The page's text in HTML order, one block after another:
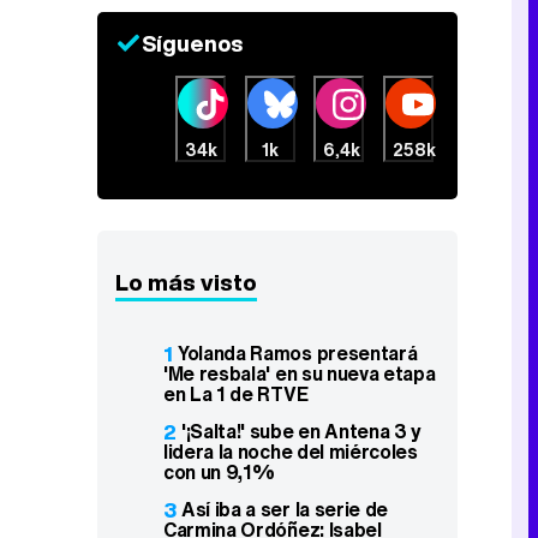
Síguenos
34k 1k 6,4k 258k
Lo más visto
1 Yolanda Ramos presentará
'Me resbala' en su nueva etapa
en La 1 de RTVE
2 '¡Salta!' sube en Antena 3 y
lidera la noche del miércoles
con un 9,1%
3Así iba a ser la serie de
Carmina Ordóñez: Isabel